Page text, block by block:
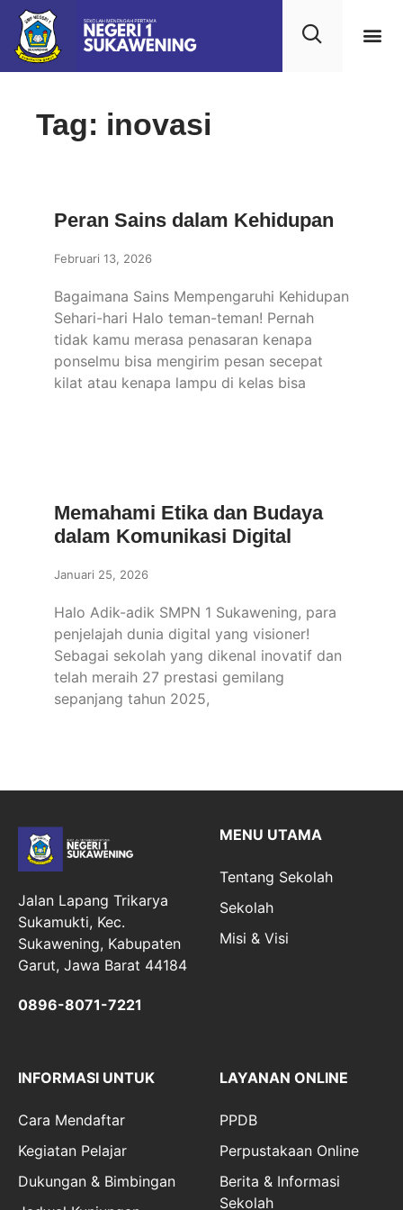
Tag: inovasi
Peran Sains dalam Kehidupan
Februari 13, 2026
Bagaimana Sains Mempengaruhi Kehidupan
Sehari-hari Halo teman-teman! Pernah
tidak kamu merasa penasaran kenapa
ponselmu bisa mengirim pesan secepat
kilat atau kenapa lampu di kelas bisa
Memahami Etika dan Budaya
dalam Komunikasi Digital
Januari 25, 2026
Halo Adik-adik SMPN 1 Sukawening, para
penjelajah dunia digital yang visioner!
Sebagai sekolah yang dikenal inovatif dan
telah meraih 27 prestasi gemilang
sepanjang tahun 2025,
Jalan Lapang Trikarya
Sukamukti, Kec.
Sukawening, Kabupaten
Garut, Jawa Barat 44184
0896-8071-7221
MENU UTAMA
Tentang Sekolah
Sekolah
Misi & Visi
INFORMASI UNTUK
Cara Mendaftar
Kegiatan Pelajar
Dukungan & Bimbingan
LAYANAN ONLINE
PPDB
Perpustakaan Online
Berita & Informasi
Sekolah